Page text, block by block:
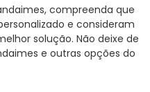
compreenda que
e consideram
solução. Não deixe de
e outras opções do